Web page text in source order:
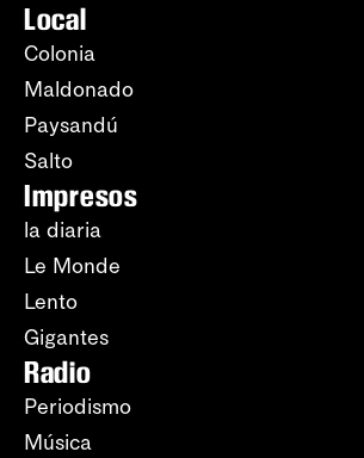
Local
Colonia
Maldonado
Paysandú
Salto
Impresos
la diaria
Le Monde
Lento
Gigantes
Radio
Periodismo
Música